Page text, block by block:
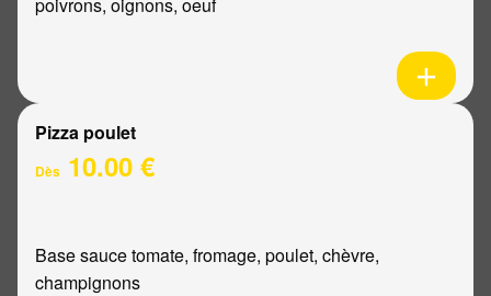
Pizza poulet
Dès 10.00 €
Base sauce tomate, fromage, poulet, chèvre,
champignons